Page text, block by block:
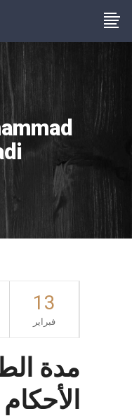
13
فبراير
مدة